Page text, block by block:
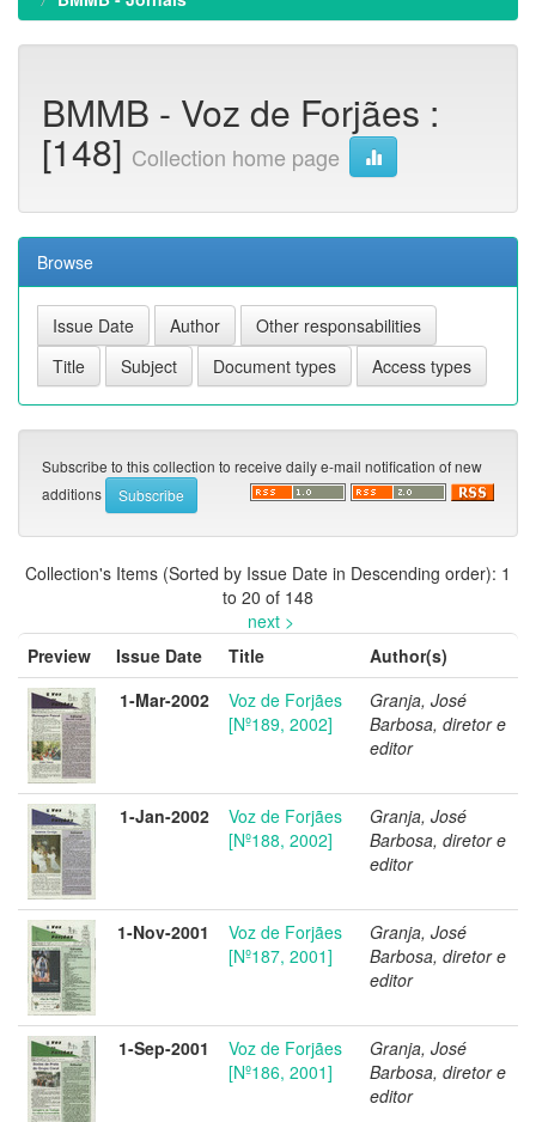
BMMB - Voz de Forjães :
[148] Collection home page
Browse
Subscribe to this collection to receive daily e-mail notification of new
additions
Collection's Items (Sorted by Issue Date in Descending order): 1
to 20 of 148
next >
Preview
Issue Date Title
Author(s)
1-Mar-2002
Voz de Forjães
[Nº189, 2002]
Granja, José
Barbosa, diretor e
editor
1-Jan-2002
Voz de Forjães
[Nº188, 2002]
Granja, José
Barbosa, diretor e
editor
1-Nov-2001
Voz de Forjães
[Nº187, 2001]
Granja, José
Barbosa, diretor e
editor
1-Sep-2001
Voz de Forjães
[Nº186, 2001]
Granja, José
Barbosa, diretor e
editor